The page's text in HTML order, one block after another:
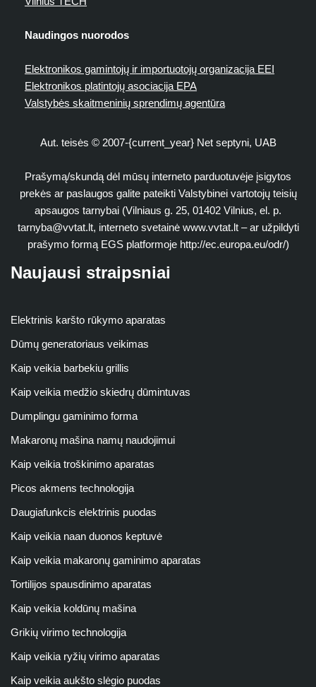
Naudingos nuorodos
Elektronikos gamintojų ir importuotojų organizacija EEI
Elektronikos platintojų asociacija EPA
Valstybės skaitmeninių sprendimų agentūra
Aut. teisės © 2007-{current_year} Net septyni, UAB
Prašymą/skundą dėl mūsų interneto parduotuvėje įsigytos
prekės ar paslaugos galite pateikti Valstybinei vartotojų teisių
apsaugos tarnybai (Vilniaus g. 25, 01402 Vilnius, el. p.
tarnyba@vvtat.lt, interneto svetainė www.vvtat.lt – ar užpildyti
prašymo formą EGS platformoje http://ec.europa.eu/odr/)
Naujausi straipsniai
Elektrinis karšto rūkymo aparatas
Dūmų generatoriaus veikimas
Kaip veikia barbekiu grillis
Kaip veikia medžio skiedrų dūmintuvas
Dumplingu gaminimo forma
Makaronų mašina namų naudojimui
Kaip veikia troškinimo aparatas
Picos akmens technologija
Daugiafunkcis elektrinis puodas
Kaip veikia naan duonos keptuvė
Kaip veikia makaronų gaminimo aparatas
Tortilijos spausdinimo aparatas
Kaip veikia koldūnų mašina
Grikių virimo technologija
Kaip veikia ryžių virimo aparatas
Kaip veikia aukšto slėgio puodas